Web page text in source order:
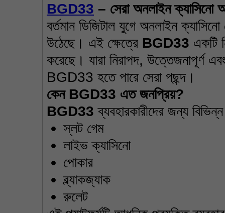
BGD33 – সেরা অনলাইন ক্যাসিনো
বর্তমান ডিজিটাল যুগে অনলাইন
উঠেছে। এই ক্ষেত্রে BGD33 একটি
করেছে। যারা নিরাপদ, উত্তেজনাপূর্ণ
BGD33 হতে পারে সেরা পছন্দ।
কেন BGD33 এত জনপ্রিয়?
BGD33 ব্যবহারকারীদের জন্য
স্লট গেম
লাইভ ক্যাসিনো
পোকার
ব্ল্যাকজ্যাক
রুলেট